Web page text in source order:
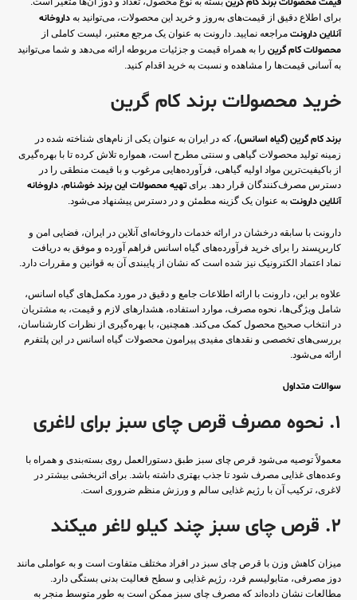
برای اطلاع دقیق از قیمت‌های به‌روز و خرید این محصولات، می‌توانید به داروخانه
آنلاین دارونت مراجعه نمایید. دارونت به عنوان یک مرجع معتبر، لیست کاملی از
محصولات کام گرین را به همراه قیمت و جزئیات مربوطه ارائه می‌دهد و شما می‌توانید
به آسانی قیمت‌ها را مشاهده و نسبت به خرید اقدام کنید.
خرید محصولات برند کام گرین
برند کام گرین (گیاه اسانس)، که در ایران به عنوان یکی از نام‌های شناخته شده در
زمینه تولید محصولات گیاهی و سنتی مطرح است، همواره تلاش کرده تا با بهره‌گیری
از باکیفیت‌ترین مواد اولیه گیاهی، فرآورده‌هایی مرغوب و با قیمت منطقی را در
دسترس مصرف‌کنندگان قرار دهد. برای تهیه محصولات این برند خوشنام، داروخانه
آنلاین دارونت به عنوان یک گزینه مطمئن و در دسترس پیشنهاد می‌شود.
دارونت با سابقه درخشان در ارائه خدمات داروخانه‌ای آنلاین در ایران، فضایی امن و
کاربرپسند را برای خرید فرآورده‌های گیاه اسانس فراهم آورده و موفق به دریافت
نماد اعتماد الکترونیک نیز شده است که نشان از پایبندی آن به قوانین و مقررات دارد.
علاوه بر این، دارونت با ارائه اطلاعات جامع و دقیق در مورد مکمل‌های گیاه اسانس،
شامل ویژگی‌ها، نحوه مصرف، موارد استفاده، هشدارهای لازم و قیمت، به مشتریان
در انتخاب صحیح محصول کمک می‌کند. همچنین، با بهره‌گیری از نظرات کارشناسان،
بررسی‌های تخصصی و نقدهای مفیدی پیرامون محصولات گیاه اسانس در این پلتفرم
ارائه می‌شود.
سوالات متداول
1. نحوه مصرف قرص چای سبز برای لاغری
معمولاً توصیه می‌شود قرص چای سبز طبق دستورالعمل روی بسته‌بندی و همراه با
وعده‌های غذایی مصرف شود تا جذب بهتری داشته باشد. برای اثربخشی بیشتر در
لاغری، ترکیب آن با رژیم غذایی سالم و ورزش منظم ضروری است.
2. قرص چای سبز چند کیلو لاغر میکند
میزان کاهش وزن با قرص چای سبز در افراد مختلف متفاوت است و به عواملی مانند
دوز مصرفی، متابولیسم فرد، رژیم غذایی و سطح فعالیت بدنی بستگی دارد.
مطالعات نشان داده‌اند که مصرف چای سبز ممکن است به طور متوسط منجر به